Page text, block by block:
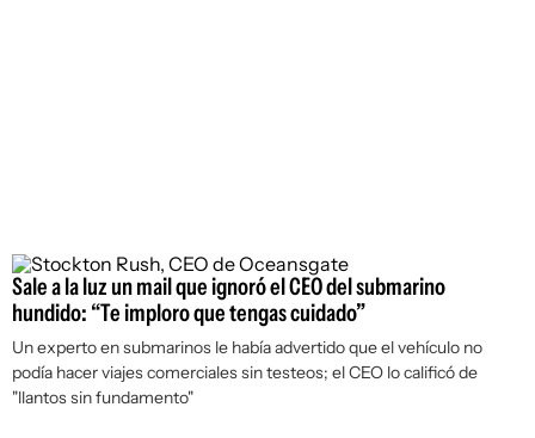
Sale a la luz un mail que ignoró el CEO del submarino
hundido: “Te imploro que tengas cuidado”
Un experto en submarinos le había advertido que el vehículo no
podía hacer viajes comerciales sin testeos; el CEO lo calificó de
"llantos sin fundamento"